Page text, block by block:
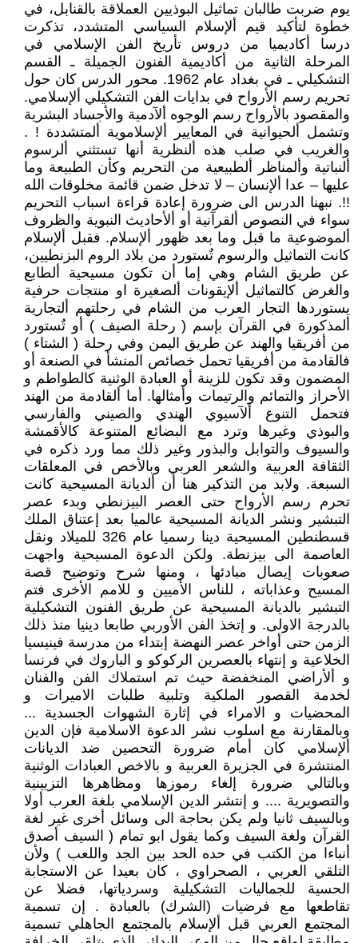
يوم ضربت طالبان تماثيل البوذيين العملاقة بالقنابل، في
خطوة لتأكيد قيم ألإسلام السياسي المتشدد، تذكرت
درسا أكاديميا من دروس تأريخ الفن الإسلامي في
المرحلة الثانية من أكاديمية الفنون الجميلة ـ القسم
التشكيلي ـ في بغداد عام 1962. محور الدرس كان حول
تحريم رسم الأرواح في بدايات الفن التشكيلي ألإسلامي.
والمقصود بالأرواح رسم الوجوه ألآدمية والأجساد البشرية
وتشمل ألحيوانية في المعايير ألإسلاموية ألمتشددة ! .
والغريب في صلب هذه ألنظرية أنها تستثني ألرسوم
ألنباتية وألمناظر ألطبيعية من التحريم وكأن الطبيعة وما
عليها – عدا ألإنسان – لا تدخل ضمن قائمة مخلوقات الله
!!. نبهنا الدرس الى ضرورة إعادة قراءة اسباب التحريم
سواء في النصوص ألقرآنية أو ألأحاديث النبوية والظروف
ألموضوعية ما قبل وما بعد ظهور ألإسلام. فقبل ألإسلام
كانت التماثيل والرسوم تٌستورد من بلاد الروم البزنطيين،
عن طريق الشام وهي إما أن تكون مسيحية ألطابع
والغرض كالتماثيل ألإيقونات ألصغيرة او منتجات حرفية
يستوردها التجار العرب من الشام في رحلتهم ألتجارية
ألمذكورة في القرآن بإسم ( رحلة الصيف ) أو تٌستورد
من أفريقيا والهند عن طريق اليمن وفي رحلة ( الشتاء )
فالقادمة من أفريقيا تحمل خصائص المنشأ في الصنعة أو
المضمون وقد تكون للزينة أو العبادة الوثنية كالطواطم و
الأحراز والتمائم والرتيمات وأمثالها. أما ألقادمة من الهند
فتحمل التنوع ألآسيوي الهندي والصيني والفارسي
والبوذي وغيرها وترد مع البضائع المتنوعة كالأقمشة
والسيوف والتوابل والبذور وغير ذلك مما ورد ذكره في
الثقافة العربية والشعر العربي وبالأخص في المعلقات
السبعة. ولابد من التذكير هنا أن ألديانة المسيحية كانت
تحرم رسم الأرواح حتى العصر البيزنطي وبدء عصر
التبشير ونشر الديانة المسيحية عالميا بعد إعتناق الملك
قسطنطين المسيحية دينا رسميا عام 326 للميلاد ونقل
العاصمة الى بيزنطة. ولكن الدعوة المسيحية واجهت
صعوبات إيصال مبادئها ، ومنها شرح وتوضيح قصة
المسيح وعذاباته ، للناس الأميين و للامم الأخرى فتم
التبشير بالديانة المسيحية عن طريق الفنون التشكيلية
بالدرجة الاولى. و إتخذ الفن الأوربي طابعا دينيا منذ ذلك
الزمن حتى أواخر عصر النهضة إبتداء من مدرسة فينيسيا
الخلاعية و إنتهاء بالعصرين الركوكو و الباروك في فرنسا
و ألأراضي المنخفضة حيث تم استملاك الفن والفنان
لخدمة القصور الملكية وتلبية طلبات الاميرات و
المحضيات و الامراء في إثارة الشهوات الجسدية ...
وبالمقارنة مع اسلوب نشر الدعوة الاسلامية فإن الدين
ألإسلامي كان أمام ضرورة التحصين ضد الديانات
المنتشرة في الجزيرة العربية و بالاخص العبادات الوثنية
وبالتالي ضرورة إلغاء رموزها ومظاهرها التزيينية
والتصويرية .... و إنتشر الدين الإسلامي بلغة العرب أولا
وبالسيف ثانيا ولم يكن بحاجة الى وسائل أخرى غير لغة
القرآن ولغة السيف وكما يقول ابو تمام ( السيف أصدق
أنباءا من الكتب في حده الحد بين الجد واللعب ) ولأن
التلقي العربي ، الصحراوي ، كان بعيدا عن الاستجابة
الحسية للجماليات التشكيلية وسردياتها، فضلا عن
تقاطعها مع فرضيات (الشرك) بالعبادة . إن تسمية
المجتمع العربي قبل ألإسلام بالمجتمع الجاهلي تسمية